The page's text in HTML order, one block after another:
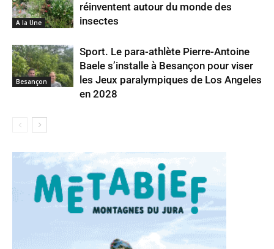
A la Une
réinventent autour du monde des
insectes
Besançon
Sport. Le para-athlète Pierre-Antoine
Baele s’installe à Besançon pour viser
les Jeux paralympiques de Los Angeles
en 2028